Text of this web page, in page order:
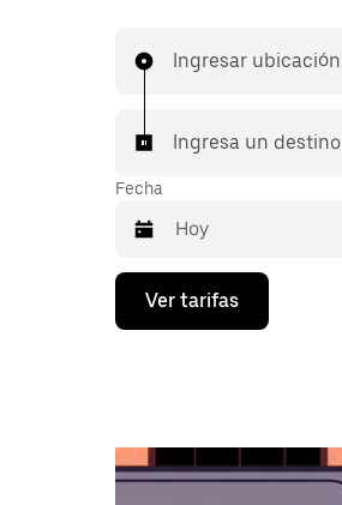
Ingresar ubicación
Ingresa un destino
Fecha
Presiona
flecha
el
calendario
Ver tarifas